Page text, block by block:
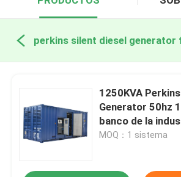
1250KVA
Generator 50hz
banco de la
MOQ：1 sistema